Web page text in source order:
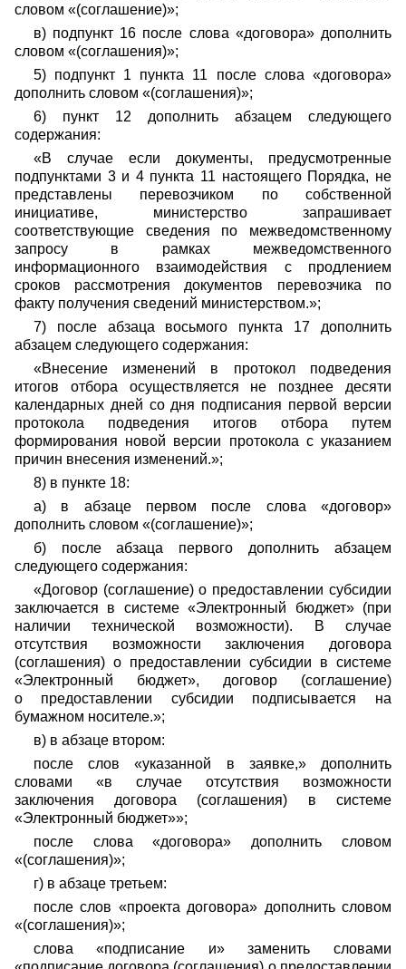
словом «(соглашение)»;
в) подпункт 16 после слова «договора» дополнить
словом «(соглашения)»;
5) подпункт 1 пункта 11 после слова «договора»
дополнить словом «(соглашения)»;
6) пункт 12 дополнить абзацем следующего
содержания:
«В случае если документы, предусмотренные
подпунктами 3 и 4 пункта 11 настоящего Порядка, не
представлены перевозчиком по собственной
инициативе, министерство запрашивает
соответствующие сведения по межведомственному
запросу в рамках межведомственного
информационного взаимодействия с продлением
сроков рассмотрения документов перевозчика по
факту получения сведений министерством.»;
7) после абзаца восьмого пункта 17 дополнить
абзацем следующего содержания:
«Внесение изменений в протокол подведения
итогов отбора осуществляется не позднее десяти
календарных дней со дня подписания первой версии
протокола подведения итогов отбора путем
формирования новой версии протокола с указанием
причин внесения изменений.»;
8) в пункте 18:
а) в абзаце первом после слова «договор»
дополнить словом «(соглашение)»;
б) после абзаца первого дополнить абзацем
следующего содержания:
«Договор (соглашение) о предоставлении субсидии
заключается в системе «Электронный бюджет» (при
наличии технической возможности). В случае
отсутствия возможности заключения договора
(соглашения) о предоставлении субсидии в системе
«Электронный бюджет», договор (соглашение)
о предоставлении субсидии подписывается на
бумажном носителе.»;
в) в абзаце втором:
после слов «указанной в заявке,» дополнить
словами «в случае отсутствия возможности
заключения договора (соглашения) в системе
«Электронный бюджет»»;
после слова «договора» дополнить словом
«(соглашения)»;
г) в абзаце третьем:
после слов «проекта договора» дополнить словом
«(соглашения)»;
слова «подписание и» заменить словами